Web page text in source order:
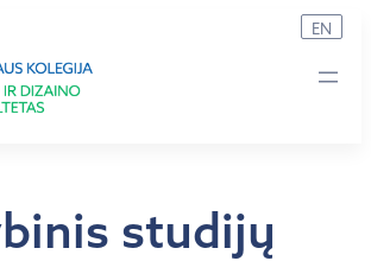
EN
studijų